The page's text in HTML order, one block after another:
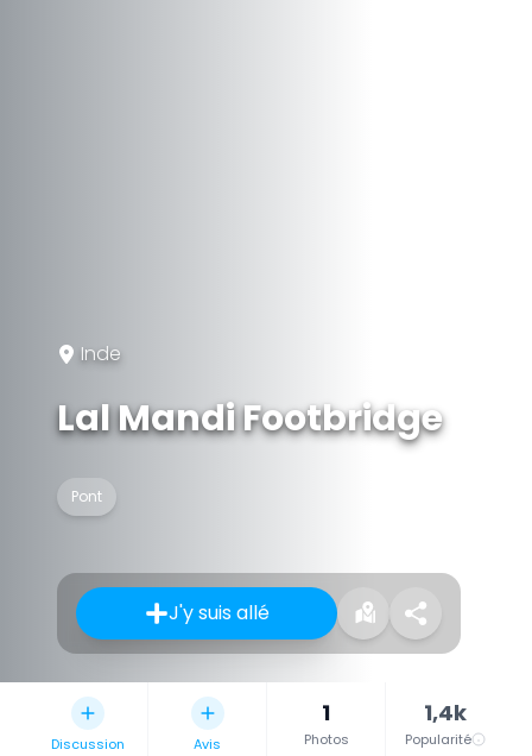
Inde
Lal Mandi Footbridge
Pont
J'y suis allé
Discussion Avis
1
Photos
1,4k
Popularité